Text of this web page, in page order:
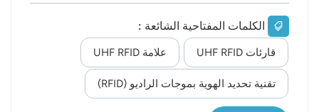
إنترنت الأشياء، تزداد أهمية تقنية تحديد الهوية بموجات
الراديو (RFID) في إدارة سلسلة التوريد. تُمكّن هذه التقنية
من تتبع البضائع في الوقت الفعلي، وإدارة المخزون بدقة،
وتحقيق الشفافية في جميع مراحل سلسلة التوريد، مما
يُحسّن بشكلٍ كبير كفاءة الخدمات اللوجستية، ويُقلّل من
معدلات الخطأ، ويُعزّز استجابة ومرونة سلاسل التوريد.
الكلمات المفتاحية الشائعة :
قارئات UHF RFID علامة UHF RFID
تقنية تحديد الهوية بموجات الراديو (RFID)